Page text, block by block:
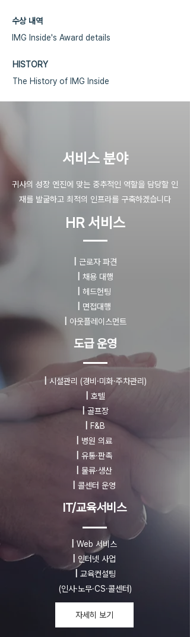
수상 내역
IMG Inside's Award details
HISTORY
The History of IMG Inside
​서비스 분야
귀사의 성장 엔진에 맞는 중추적인 역할을 담당할 인
재를 발굴하고 최적의 인프라를 구축하겠습니다
HR 서비스
근로자 파견
채용 대행
헤드헌팅
면접대행
아웃플레이스먼트
도급 운영
시설관리 (경비·미화·주차관리)
호텔
|골프장
F&B
병원 의료
유통·판촉
물류·생산
콜센터 운영
IT/교육서비스
Web 서비스
인터넷 사업
교육컨설팅
(인사·노무·CS·콜센터)
자세히 보기